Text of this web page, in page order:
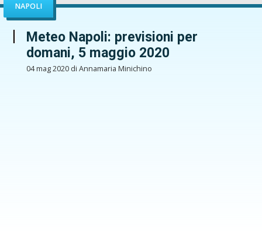
NAPOLI
Meteo Napoli: previsioni per
domani, 5 maggio 2020
04 mag 2020 di Annamaria Minichino